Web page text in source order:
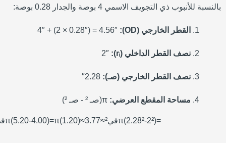
بالنسبة للأنبوب ذي التجويف الاسمي 4 بوصة والجدار 0.28 بوصة:
القطر الخارجي (OD):
نصف القطر الداخلي (rᵢ):
نصف القطر الخارجي (صـ):
مساحة المقطع العرضي:
=
π(2.28²-2²) في²
≈
π(5.20-4.00)=π(1.20)≈3.77